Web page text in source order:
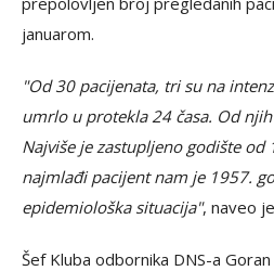
januarom.
"Od 30 pacijenata, tri su na
umrlo u protekla 24 časa. Od
Najviše je zastupljeno godište od
najmlađi pacijent nam je 1957.
epidemiološka situacija", naveo
Šef Kluba odbornika DNS-a